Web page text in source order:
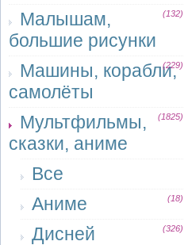
Малышам,
большие рисунки
(132)
Машины, корабли,
самолёты
(229)
Мультфильмы,
сказки, аниме
(1825)
Все
Аниме
(18)
Дисней (326)